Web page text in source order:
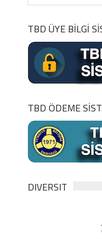
TBD ÜYE BİLGİ
TBD ÖDEME
DIVERSIT